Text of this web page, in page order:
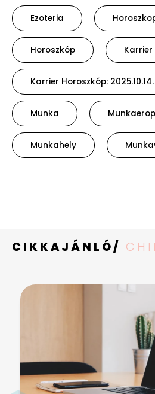
Ezoteria
Horoszkóp Karrier
Karrier Horoszkóp: 2025.10.14.
Munka
Munkahely
CIKKAJÁNLÓ/